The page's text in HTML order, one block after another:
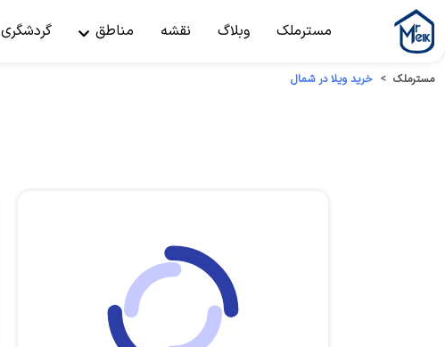
مسترملک وبلاگ نقشه مناطق گردشگری
مسترملک خرید ویلا در شمال